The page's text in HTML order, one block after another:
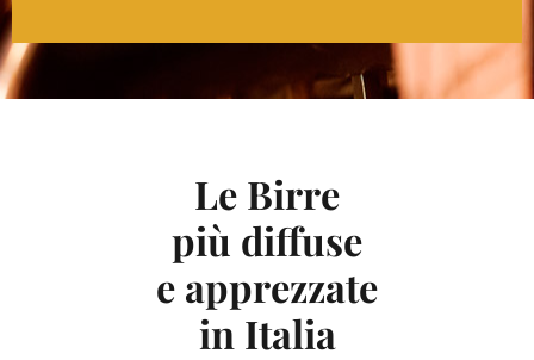
Le Birre
più diffuse
e apprezzate
in Italia